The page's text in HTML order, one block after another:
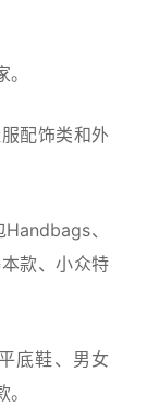
配饰类和外
、
款、小众特
底鞋、男女